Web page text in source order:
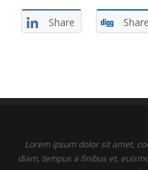
Share Share
Lorem ipsum dolor sit amet,
diam, tempus a finibus et,